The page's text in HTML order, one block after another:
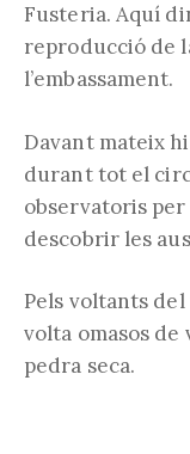
Fusteria. Aquí
reproducció de
l’embassament.
Davant mateix
durant tot el
observatoris
descobrir les
Pels voltants
volta omasos
pedra seca.